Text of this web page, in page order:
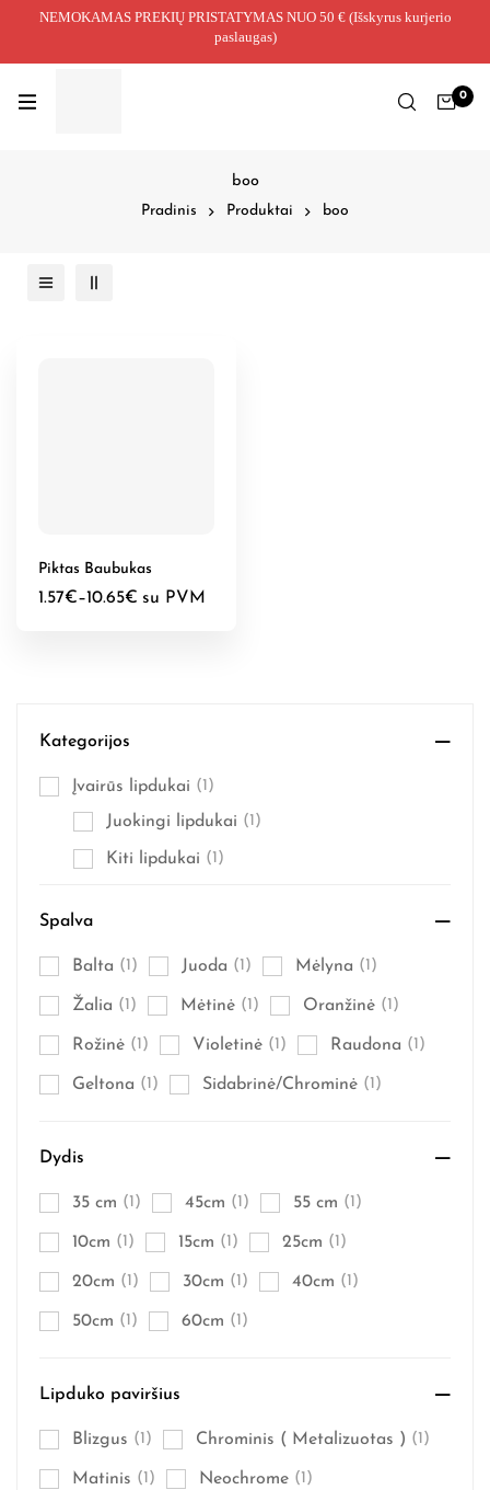
NEMOKAMAS PREKIŲ PRISTATYMAS NUO 50 € (Išskyrus kurjerio
paslaugas)
0
boo
Pradinis
Produktai boo
Kategorijos
Įvairūs lipdukai (1)
Juokingi lipdukai (1)
Kiti lipdukai (1)
Spalva
Balta (1) Juoda (1) Mėlyna (1)
Žalia (1) Mėtinė (1) Oranžinė (1)
Rožinė (1) Violetinė (1) Raudona (1)
Geltona (1) Sidabrinė/Chrominė (1)
Dydis
35 cm (1) 45cm (1) 55 cm (1)
10cm (1) 15cm (1) 25cm (1)
20cm (1) 30cm (1) 40cm (1)
50cm (1) 60cm (1)
Lipduko paviršius
Blizgus (1) Chrominis ( Metalizuotas ) (1)
Matinis (1) Neochrome (1)
Piktas Baubukas
1.57€–10.65€ su PVM